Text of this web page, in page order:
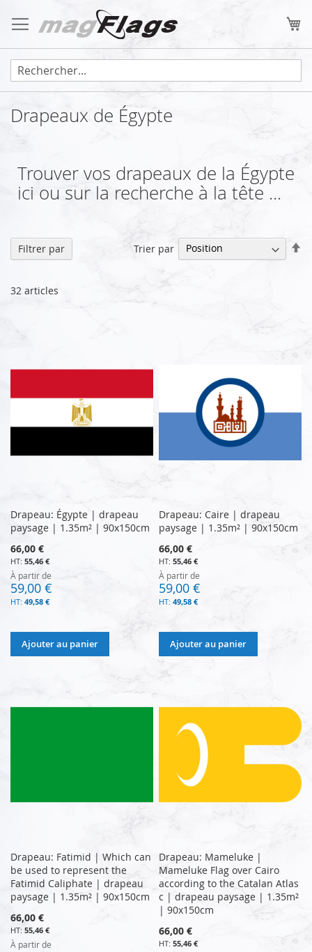
au
contenu
Drapeaux de Égypte
Trouver vos drapeaux de la Égypte
ici ou sur la recherche à la tête ...
32 articles
Trier par
Drapeau: Égypte | drapeau
paysage | 1.35m² | 90x150cm
66,00 €
55,46 €
À partir de
59,00 €
49,58 €
Ajouter au panier
Drapeau: Caire | drapeau
paysage | 1.35m² | 90x150cm
66,00 €
55,46 €
À partir de
59,00 €
49,58 €
Ajouter au panier
Drapeau: Fatimid | Which can
be used to represent the
Fatimid Caliphate | drapeau
paysage | 1.35m² | 90x150cm
66,00 €
55,46 €
À partir de
Drapeau: Mameluke |
Mameluke Flag over Cairo
according to the Catalan Atlas
c | drapeau paysage | 1.35m²
| 90x150cm
66,00 €
55,46 €
Filtrer par